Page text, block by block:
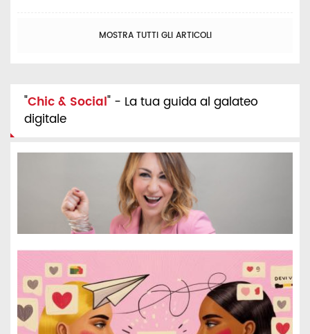
MOSTRA TUTTI GLI ARTICOLI
"Chic & Social" - La tua guida al galateo
digitale